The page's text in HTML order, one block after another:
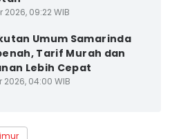
2026, 09:22 WIB
Umum Samarinda
Tarif Murah dan
Lebih Cepat
2026, 04:00 WIB